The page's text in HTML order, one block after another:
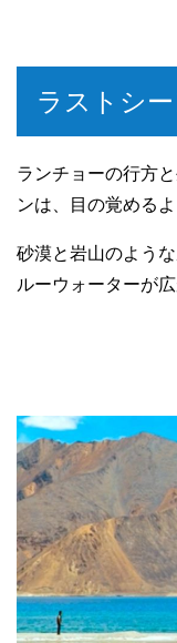
ラストシ
ランチョーの行方
ンは、目の覚める
砂漠と岩山のよう
ルーウォーターが